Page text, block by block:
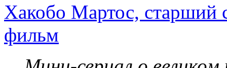
Хакобо Мартос, старший
фильм